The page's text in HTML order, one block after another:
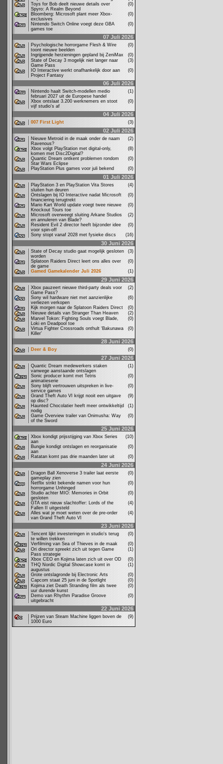
Toys for Bob deelt nieuwe details over
Spyro: A Realm Beyond
(0)
Bloomberg: Microsoft plant meer Xbox-
exclusives
(0)
Nintendo Switch Online voegt deze GBA
games toe
(0)
07 Juli 2026
Psychologische horrorgame Flesh & Wire
toont nieuwe beelden
(0)
Ingrijpende herzieningen gepland bij ZeniMax
(0)
State of Decay 3 mogelijk niet langer naar
Game Pass
(3)
IO Interactive werkt onafhankelijk door aan
Project Fantasy
(0)
06 Juli 2026
Nintendo haalt Switch-modellen medio
februari 2027 uit de Europese handel
(1)
Xbox ontslaat 3.200 werknemers en stoot
vijf studio's af
(0)
04 Juli 2026
007 First Light (3)
02 Juli 2026
Nieuwe Metroid in de maak onder de naam
Ravenous?
(2)
Xbox volgt PlayStation met digital-only,
komen met Disc2Digital?
(8)
Quantic Dream ontkent problemen rondom
Star Wars Eclipse
(0)
PlayStation Plus games voor juli bekend
(0)
01 Juli 2026
PlayStation 3 en PlayStation Vita Stores
sluiten hun deuren
(4)
Ontslagen bij IO Interactive nadat Microsoft
financiering terugtrekt
(0)
Mario Kart World update voegt twee nieuwe
Knockout Tours toe
(0)
Microsoft overweegt sluiting Arkane Studios
en annuleren van Blade?
(2)
Resident Evil 2 director heeft bijzonder idee
voor spin-off
(0)
Sony stopt vanaf 2028 met fysieke discs
(16)
30 Juni 2026
State of Decay studio gaat mogelijk gesloten
worden
(3)
Splatoon Raiders Direct leert ons alles over
de game
(0)
Gamed Gamekalender Juli 2026
(1)
29 Juni 2026
Xbox pauzeert nieuwe third-party deals voor
Game Pass?
(2)
Sony wil hardware niet met aanzienlijke
verliezen verkopen
(6)
Kijk morgen naar de Splatoon Raiders Direct
(0)
Nieuwe details van Stranger Than Heaven
(2)
Marvel Tokon: Fighting Souls voegt Blade,
Loki en Deadpool toe
(0)
Virtua Fighter Crossroads onthult ‘Bakunawa
Killer’
(0)
28 Juni 2026
Deer & Boy (0)
27 Juni 2026
Quantic Dream medewerkers staken
vanwege aanstaande ontslagen
(1)
Sonic producer komt met Tetris
animatieserie
(0)
Sony blijft vertrouwen uitspreken in live-
service games
(0)
Grand Theft Auto VI krijgt nooit een uitgave
op disc?
(9)
Haunted Chocolatier heeft meer ontwikkeltijd
nodig
(1)
Game Overview trailer van Onimusha: Way
of the Sword
(0)
25 Juni 2026
Xbox kondigt prijsstijging van Xbox Series
aan
(10)
Bungie kondigt ontslagen en reorganisatie
aan
(0)
Ratatan komt pas drie maanden later uit
(0)
24 Juni 2026
Dragon Ball Xenoverse 3 trailer laat eerste
gameplay zien
(0)
Netflix strikt bekende namen voor hun
horrorgame Unhinged
(0)
Studio achter MIO: Memories in Orbit
gesloten
(0)
GTA eist nieuw slachtoffer: Lords of the
Fallen II uitgesteld
(4)
Alles wat je moet weten over de pre-order
van Grand Theft Auto VI
(4)
23 Juni 2026
Tencent lijkt investeringen in studio's terug
te willen trekken
(0)
Verfilming van Sea of Thieves in de maak
(0)
Ori director spreekt zich uit tegen Game
Pass strategie
(1)
Xbox CEO en Kojima laten zich uit over OD
(0)
THQ Nordic Digital Showcase komt in
augustus
(1)
Grote ontslagronde bij Electronic Arts
(0)
Capcom staat 25 juni in de Spotlight
(0)
Kojima ziet Death Stranding film als twee
uur durende kunst
(0)
Demo van Rhythm Paradise Groove
uitgebracht
(0)
22 Juni 2026
Prijzen van Steam Machine liggen boven de
1000 Euro
(9)